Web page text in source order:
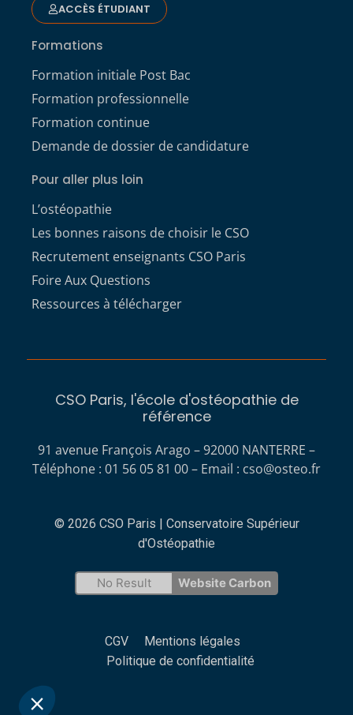
présentons
C'est OK pour vous ?
Consentements certifiés par
ACCÈS ÉTUDIANT
Formations
Formation initiale Post Bac
Formation professionnelle
Formation continue
Demande de dossier de candidature
Pour aller plus loin
L’ostéopathie
Les bonnes raisons de choisir le CSO
Recrutement enseignants CSO Paris
Foire Aux Questions
Ressources à télécharger
CSO Paris, l'école d'ostéopathie de
référence
91 avenue François Arago – 92000 NANTERRE –
Téléphone : 01 56 05 81 00 – Email : cso@osteo.fr
© 2026 CSO Paris | Conservatoire Supérieur
d'Ostéopathie
No Result Website Carbon
CGV
Mentions légales
Politique de confidentialité